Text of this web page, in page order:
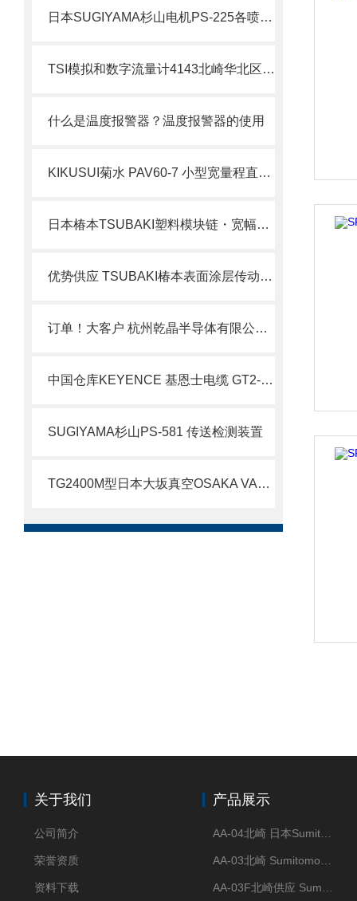
日本SUGIYAMA杉山电机PS-225各喷嘴可独立定时脉冲喷涂北崎热卖
TSI模拟和数字流量计4143北崎华北区总经销
什么是温度报警器？温度报警器的使用
KIKUSUI菊水 PAV60-7 小型宽量程直流电源 介绍
日本椿本TSUBAKI塑料模块链・宽幅类型・WT5707-K型北崎热卖
优势供应 TSUBAKI椿本表面涂层传动链 NP规格
订单！大客户 杭州乾晶半导体有限公司订购YAMADA晶圆缺陷检查灯YP-150I
中国仓库KEYENCE 基恩士电缆 GT2-CH10M
SUGIYAMA杉山PS-581 传送检测装置
TG2400M型日本大坂真空OSAKA VACUUM磁悬浮型涡轮分子泵北崎热卖
关于我们
公司简介
荣誉资质
资料下载
产品展示